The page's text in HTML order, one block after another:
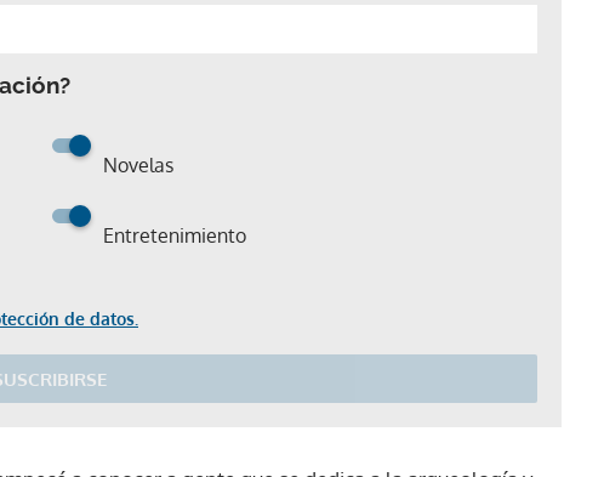
Novelas
Entretenimiento
de datos.